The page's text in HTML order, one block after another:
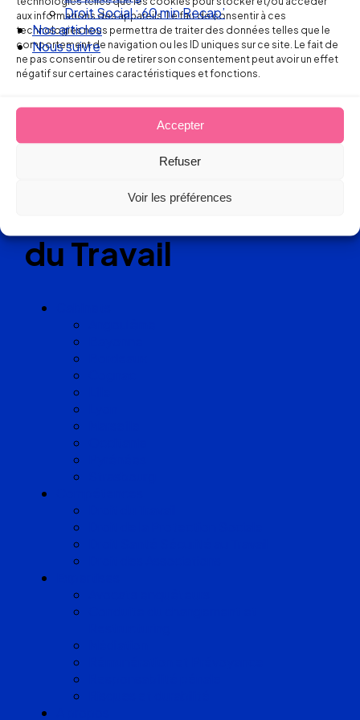
aux informations des appareils. Le fait de consentir à ces
technologies nous permettra de traiter des données telles que le
comportement de navigation ou les ID uniques sur ce site. Le fait de
ne pas consentir ou de retirer son consentement peut avoir un effet
négatif sur certaines caractéristiques et fonctions.
Accepter
Refuser
Voir les préférences
Droit Social : 60 min Recap’
Nos articles
Nous suivre
Réseau
de cabinets
d’avocats
en Droit
du Travail